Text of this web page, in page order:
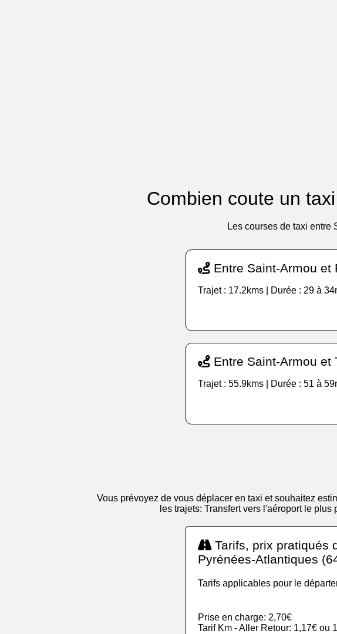
Combien coute un
Les courses de taxi entre
Entre Saint-Armou et
Trajet : 17.2kms | Durée : 29 à
Entre Saint-Armou et
Trajet : 55.9kms | Durée : 51 à
Vous prévoyez de vous déplacer en taxi et souhaitez
les trajets: Transfert vers l'aéroport le
Tarifs, prix pratiqués
Pyrénées-Atlantiques
Tarifs applicables pour le
Prise en charge: 2,70€
Tarif Km - Aller Retour: 1,17€ ou